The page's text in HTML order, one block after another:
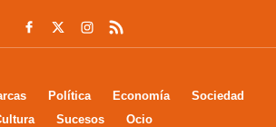
Política Economía
Sociedad
Sucesos Ocio